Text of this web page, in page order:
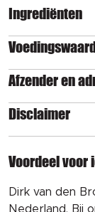
Ingrediënten
Afzender en
Disclaimer
Voordeel voor
Dirk van den
Nederland. Bij